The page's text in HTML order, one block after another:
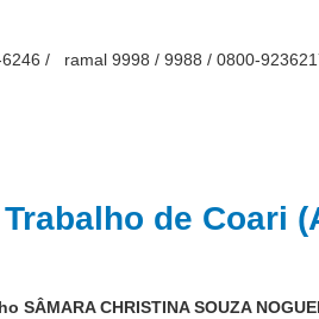
/ ramal 9998 / 9988 / 0800-
de Coari
SÂMARA CHRISTINA SOUZA